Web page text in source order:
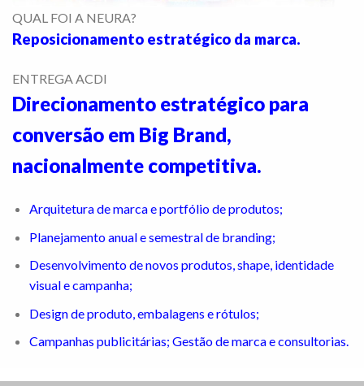
QUAL FOI A NEURA?
Reposicionamento estratégico da marca.
ENTREGA ACDI
Direcionamento estratégico para
conversão em Big Brand,
nacionalmente competitiva.
Arquitetura de marca e portfólio de produtos;
Planejamento anual e semestral de branding;
Desenvolvimento de novos produtos, shape, identidade
visual e campanha;
Design de produto, embalagens e rótulos;
Campanhas publicitárias; Gestão de marca e consultorias.